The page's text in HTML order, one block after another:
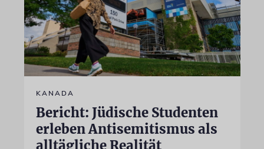
KANADA
Bericht: Jüdische Studenten
erleben Antisemitismus als
alltägliche Realität